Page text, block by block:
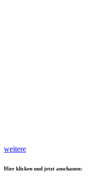
weitere
Hier klicken und jetzt anschauen: